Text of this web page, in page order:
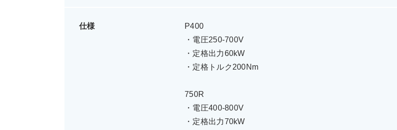
仕様
P400
・電圧250-700V
・定格出力60kW
・定格トルク200Nm
750R
・電圧400-800V
・定格出力70kW